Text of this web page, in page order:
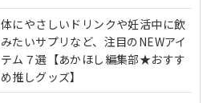
体にやさしいドリンクや妊活中に飲
みたいサプリなど、注目のNEWアイ
テム７選【あかほし編集部★おすす
め推しグッズ】